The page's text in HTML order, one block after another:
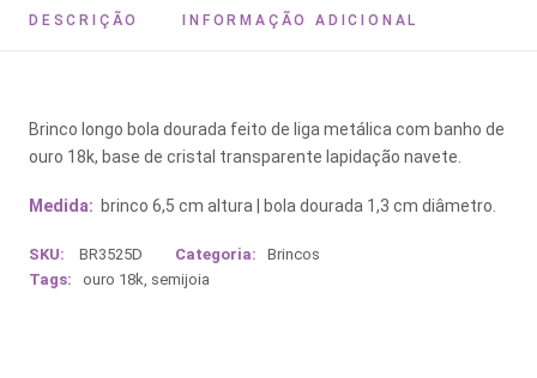
DESCRIÇÃO INFORMAÇÃO ADICIONAL
Brinco longo bola dourada feito de liga metálica com banho de
ouro 18k, base de cristal transparente lapidação navete.
Medida: brinco 6,5 cm altura | bola dourada 1,3 cm diâmetro.
SKU: BR3525D Categoria:
Brincos
Tags:
ouro 18k, semijoia